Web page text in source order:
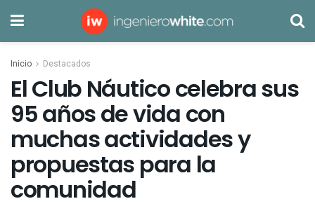
Inicio Destacados
El Club Náutico celebra sus
95 años de vida con
muchas actividades y
propuestas para la
comunidad